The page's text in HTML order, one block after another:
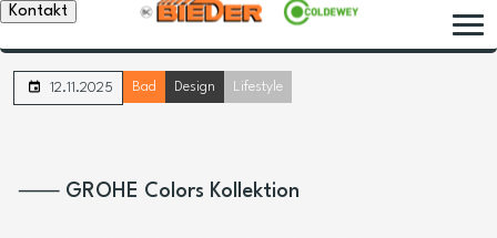
Kontakt
12.11.2025 Bad Design Lifestyle
⸺ GROHE Colors Kollektion